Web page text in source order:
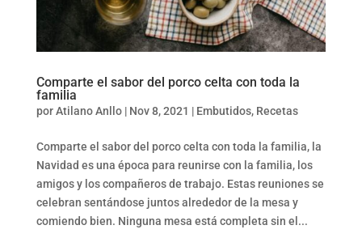
Comparte el sabor del porco celta con toda la
familia
porAtilano Anllo| Nov 8, 2021 | Embutidos, Recetas
Comparte el sabor del porco celta con toda la familia, la
Navidad es una época para reunirse con la familia, los
amigos y los compañeros de trabajo. Estas reuniones se
celebran sentándose juntos alrededor de la mesa y
comiendo bien. Ninguna mesa está completa sin el...